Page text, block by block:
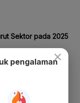
×
pengalaman